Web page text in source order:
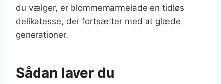
du vælger, er blommemarmelade en tidløs
delikatesse, der fortsætter med at glæde
generationer.
Sådan laver du